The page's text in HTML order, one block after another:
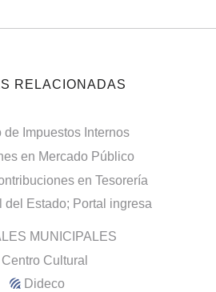
RELACIONADAS
de Impuestos Internos
en Mercado Público
en Tesorería
del Estado; Portal ingresa
MUNICIPALES
Centro Cultural
Dideco